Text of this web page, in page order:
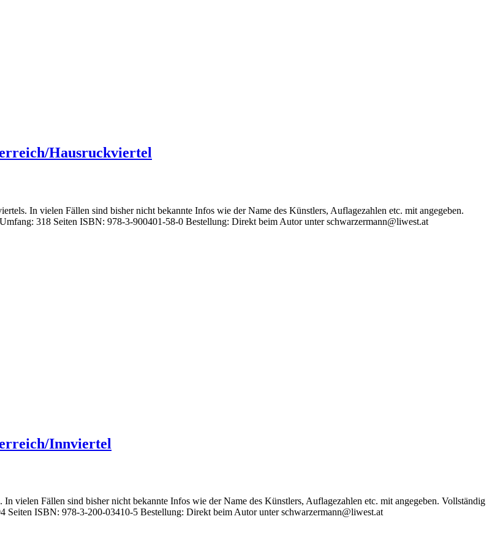
Hausruckviertel
In vielen Fällen sind bisher nicht bekannte Infos wie der Name des Künstlers, Auflagezahlen etc. mit angegeben.
318 Seiten ISBN: 978-3-900401-58-0 Bestellung: Direkt beim Autor unter schwarzermann@liwest.at
Innviertel
vielen Fällen sind bisher nicht bekannte Infos wie der Name des Künstlers, Auflagezahlen etc. mit angegeben. Vollständig
ISBN: 978-3-200-03410-5 Bestellung: Direkt beim Autor unter schwarzermann@liwest.at